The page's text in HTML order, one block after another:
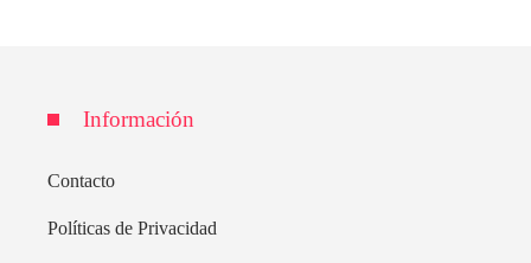
Información
Contacto
Políticas de Privacidad